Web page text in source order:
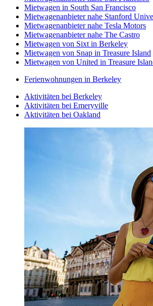
Mietwagen in South San Francisco
Mietwagenanbieter nahe Stanford
Mietwagenanbieter nahe Tesla Motors
Mietwagenanbieter nahe The Castro
Mietwagen von Sixt in Berkeley
Mietwagen von Snap in Treasure Island
Mietwagen von United in Treasure
Ferienwohnungen in Berkeley
Aktivitäten bei Berkeley
Aktivitäten bei Emeryville
Aktivitäten bei Oakland